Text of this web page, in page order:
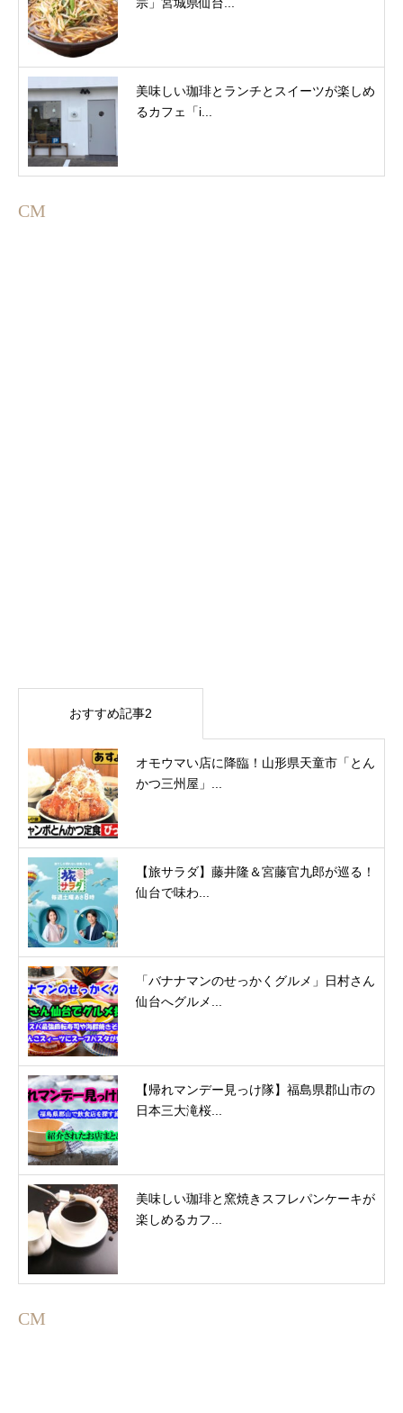
美味しい珈琲とランチとスイーツが楽しめ
るカフェ「i...
CM
おすすめ記事2
オモウマい店に降臨！山形県天童市「とん
かつ三州屋」...
【旅サラダ】藤井隆＆宮藤官九郎が巡る！
仙台で味わ...
「バナナマンのせっかくグルメ」日村さん
仙台へグルメ...
【帰れマンデー見っけ隊】福島県郡山市の
日本三大滝桜...
美味しい珈琲と窯焼きスフレパンケーキが
楽しめるカフ...
CM